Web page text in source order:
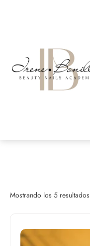
Mostrando los 5 resultados